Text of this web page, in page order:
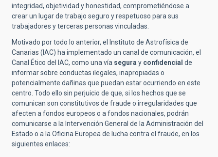
integridad, objetividad y honestidad, comprometiéndose a
crear un lugar de trabajo seguro y respetuoso para sus
trabajadores y terceras personas vinculadas.
Motivado por todo lo anterior, el Instituto de Astrofísica de
Canarias (IAC) ha implementado un canal de comunicación, el
Canal Ético del IAC, como una vía segura y confidencial de
informar sobre conductas ilegales, inapropiadas o
potencialmente dañinas que puedan estar ocurriendo en este
centro. Todo ello sin perjuicio de que, si los hechos que se
comunican son constitutivos de fraude o irregularidades que
afecten a fondos europeos o a fondos nacionales, podrán
comunicarse a la Intervención General de la Administración del
Estado o a la Oficina Europea de lucha contra el fraude, en los
siguientes enlaces: